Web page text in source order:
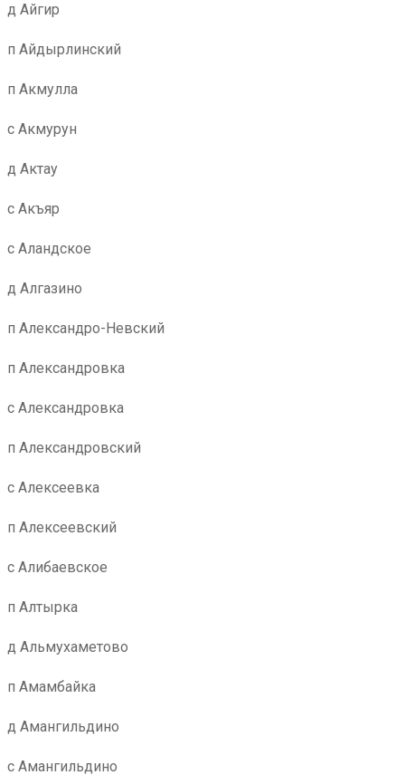
д Айгир
п Айдырлинский
п Акмулла
с Акмурун
д Актау
с Акъяр
с Аландское
д Алгазино
п Александро-Невский
п Александровка
с Александровка
п Александровский
с Алексеевка
п Алексеевский
с Алибаевское
п Алтырка
д Альмухаметово
п Амамбайка
д Амангильдино
с Амангильдино